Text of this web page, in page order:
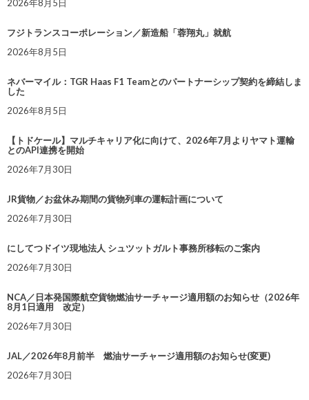
2026年8月5日
フジトランスコーポレーション／新造船「蓉翔丸」就航
2026年8月5日
ネバーマイル：TGR Haas F1 Teamとのパートナーシップ契約を締結しま
した
2026年8月5日
【トドケール】マルチキャリア化に向けて、2026年7月よりヤマト運輸
とのAPI連携を開始
2026年7月30日
JR貨物／お盆休み期間の貨物列車の運転計画について
2026年7月30日
にしてつドイツ現地法人 シュツットガルト事務所移転のご案内
2026年7月30日
NCA／日本発国際航空貨物燃油サーチャージ適用額のお知らせ（2026年
8月1日適用 改定）
2026年7月30日
JAL／2026年8月前半 燃油サーチャージ適用額のお知らせ(変更)
2026年7月30日